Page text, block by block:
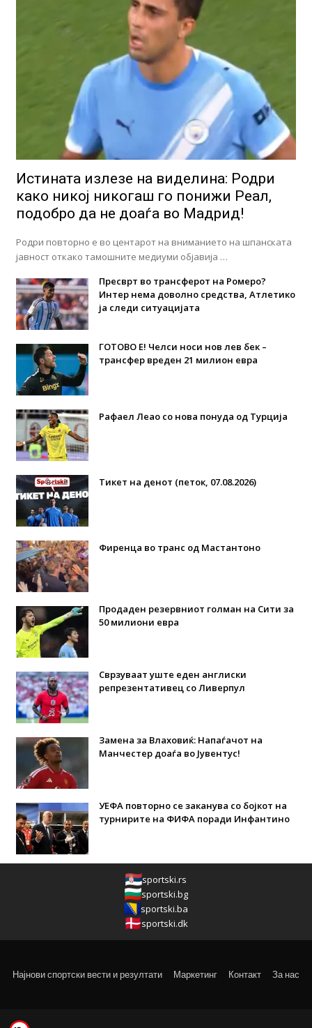
Истината излезе на виделина: Родри
како никој никогаш го понижи Реал,
подобро да не доаѓа во Мадрид!
Родри повторно е во центарот на вниманието на шпанската
јавност откако тамошните медиуми објавија …
Пресврт во трансферот на Ромеро?
Интер нема доволно средства, Атлетико
ја следи ситуацијата
ГОТОВО Е! Челси носи нов лев бек –
трансфер вреден 21 милион евра
Рафаел Леао со нова понуда од Турција
Тикет на денот (петок, 07.08.2026)
Фиренца во транс од Мастантоно
Продаден резервниот голман на Сити за
50 милиони евра
Сврзуваат уште еден англиски
репрезентативец со Ливерпул
Замена за Влаховиќ: Напаѓачот на
Манчестер доаѓа во Јувентус!
УЕФА повторно се заканува со бојкот на
турнирите на ФИФА поради Инфантино
sportski.rs
sportski.bg
sportski.ba
sportski.dk
Најнови спортски вести и резултати Маркетинг Контакт За нас